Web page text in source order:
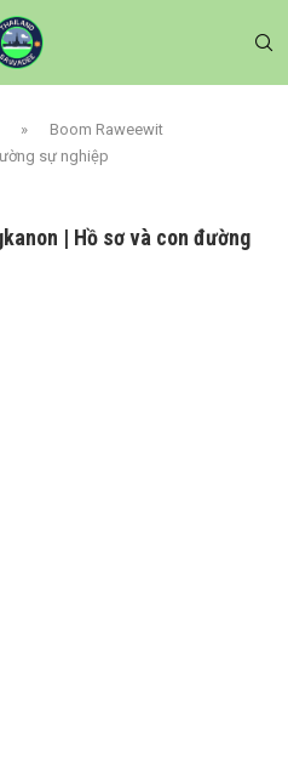
»
Boom Raweewit
sự nghiệp
| Hồ sơ và con đường